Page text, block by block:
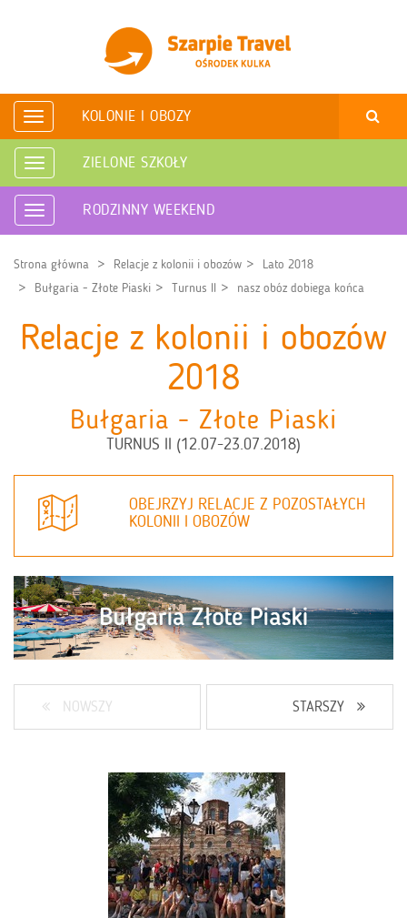
Rozwiń
nawigację
KOLONIE I OBOZY
Rozwiń
nawigację
ZIELONE SZKOŁY
Rozwiń
nawigację
RODZINNY WEEKEND
Strona główna Relacje z kolonii i obozów
Lato 2018
Bułgaria - Złote Piaski
Turnus II nasz obóz dobiega końca
Relacje z kolonii i obozów
2018
Bułgaria - Złote Piaski
TURNUS II (12.07-23.07.2018)
OBEJRZYJ RELACJE Z POZOSTAŁYCH
KOLONII I OBOZÓW
NOWSZY STARSZY